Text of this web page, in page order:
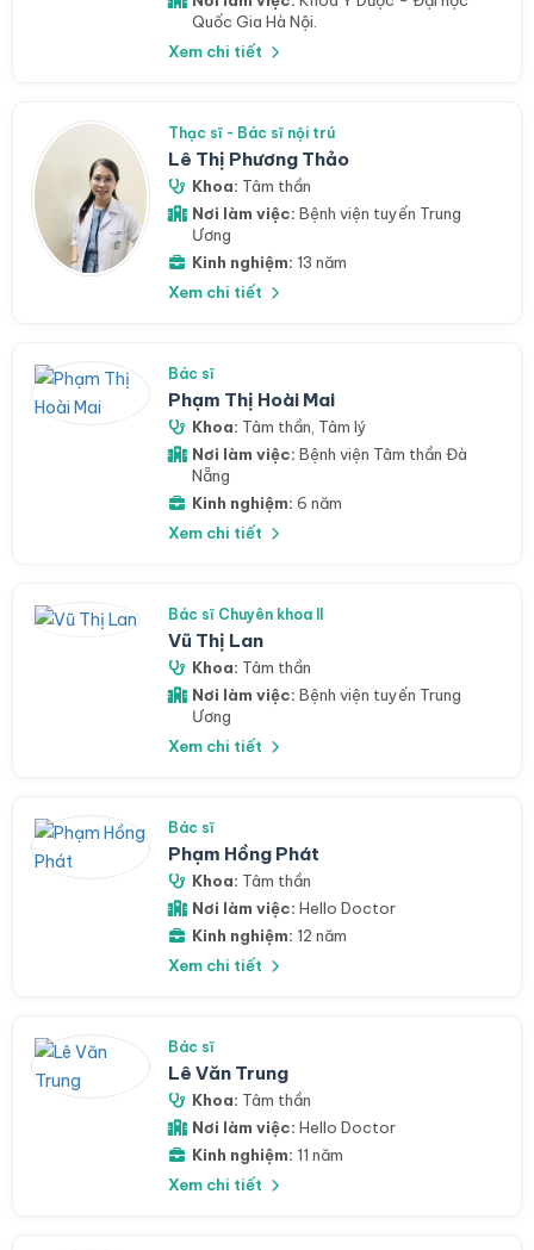
Quốc Gia Hà Nội.
Xem chi tiết
Thạc sĩ - Bác sĩ nội trú
Lê Thị Phương Thảo
Khoa: Tâm thần
Nơi làm việc: Bệnh viện tuyến Trung
Ương
Kinh nghiệm: 13 năm
Xem chi tiết
Bác sĩ
Phạm Thị Hoài Mai
Khoa: Tâm thần Tâm lý
Nơi làm việc: Bệnh viện Tâm thần Đà
Nẵng
Kinh nghiệm: 6 năm
Xem chi tiết
Bác sĩ Chuyên khoa II
Vũ Thị Lan
Khoa: Tâm thần
Nơi làm việc: Bệnh viện tuyến Trung
Ương
Xem chi tiết
Bác sĩ
Phạm Hồng Phát
Khoa: Tâm thần
Nơi làm việc: Hello Doctor
Kinh nghiệm: 12 năm
Xem chi tiết
Bác sĩ
Lê Văn Trung
Khoa: Tâm thần
Nơi làm việc: Hello Doctor
Kinh nghiệm: 11 năm
Xem chi tiết